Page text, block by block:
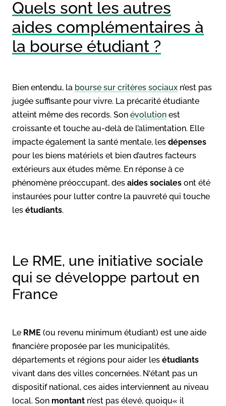
Quels sont les autres
aides complémentaires à
la bourse étudiant ?
Bien entendu, la bourse sur critères sociaux n’est pas
jugée suffisante pour vivre. La précarité étudiante
atteint même des records. Son évolution est
croissante et touche au-delà de l’alimentation. Elle
impacte également la santé mentale, les dépenses
pour les biens matériels et bien d’autres facteurs
extérieurs aux études même. En réponse à ce
phénomène préoccupant, des aides sociales ont été
instaurées pour lutter contre la pauvreté qui touche
les étudiants.
Le RME, une initiative sociale
qui se développe partout en
France
Le RME (ou revenu minimum étudiant) est une aide
financière proposée par les municipalités,
départements et régions pour aider les étudiants
vivant dans des villes concernées. N‘étant pas un
dispositif national, ces aides interviennent au niveau
local. Son montant n’est pas élevé, quoiqu« il